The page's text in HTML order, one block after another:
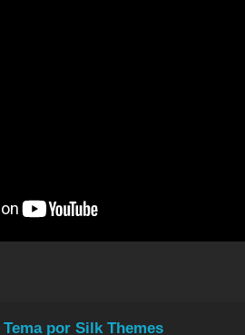
Tema por Silk Themes